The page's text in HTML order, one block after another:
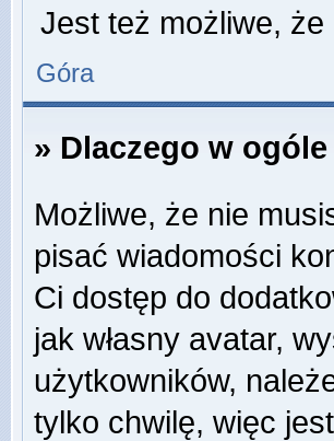
Jest też możliwe, że
Góra
» Dlaczego w
Możliwe, że nie
pisać wiadomości
Ci dostęp do
jak własny avatar,
użytkowników,
tylko chwilę, więc